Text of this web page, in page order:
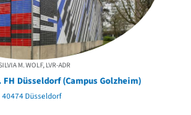
M. WOLF, LVR-ADR
Düsseldorf (Campus Golzheim)
40474 Düsseldorf